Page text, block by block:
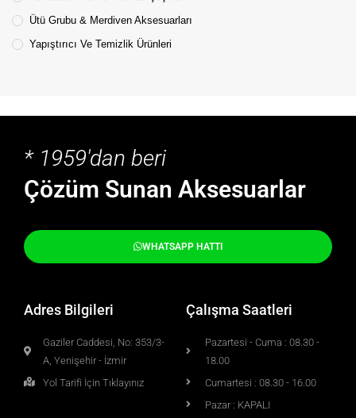
Ütü Grubu & Merdiven Aksesuarları
Yapıştırıcı Ve Temizlik Ürünleri
* 1959'dan beri
Çözüm Sunan Aksesuarlar
WHATSAPP HATTI
Adres Bilgileri
Gaziler Caddesi, No: 353/3-
A, Yenişehir - İzmir
Yol Tarifi İçin Tıklayınız
Çalışma Saatleri
Pazartesi - Cuma : 08.30 -
18.00
Cumartesi : 08.30 - 16.00
Pazar : KAPALI